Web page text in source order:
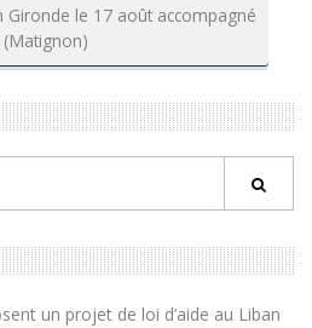
Gironde le 17 août accompagné
un projet de loi d’aide au Liban